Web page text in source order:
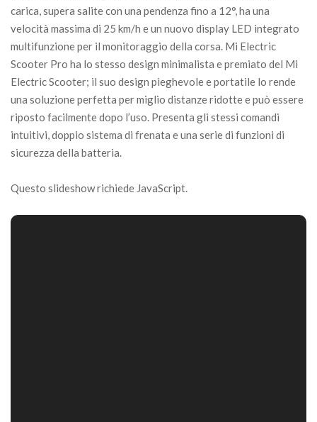
carica, supera salite con una pendenza fino a 12°, ha una
velocità massima di 25 km/h e un nuovo display LED integrato
multifunzione per il monitoraggio della corsa. Mi Electric
Scooter Pro ha lo stesso design minimalista e premiato del Mi
Electric Scooter; il suo design pieghevole e portatile lo rende
una soluzione perfetta per miglio distanze ridotte e può essere
riposto facilmente dopo l’uso. Presenta gli stessi comandi
intuitivi, doppio sistema di frenata e una serie di funzioni di
sicurezza della batteria.
Questo slideshow richiede JavaScript.